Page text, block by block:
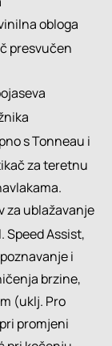
obloga
presvučen
s Tonneau i
za teretnu
za ublažavanje
Assist,
i
brzine,
(uklj. Pro
promjeni